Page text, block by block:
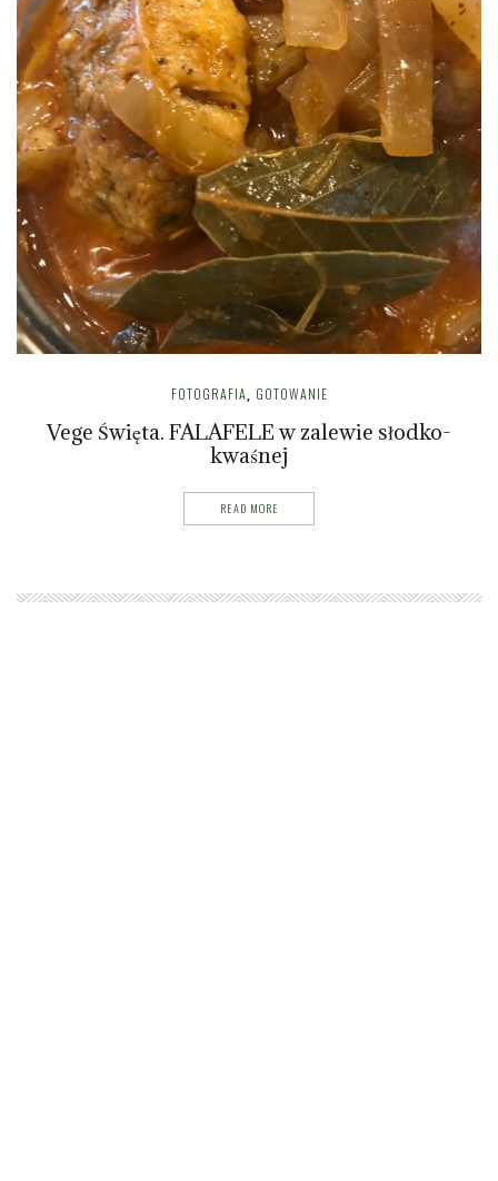
FOTOGRAFIA, GOTOWANIE
Vege Święta. FALAFELE w zalewie słodko-
kwaśnej
READ MORE